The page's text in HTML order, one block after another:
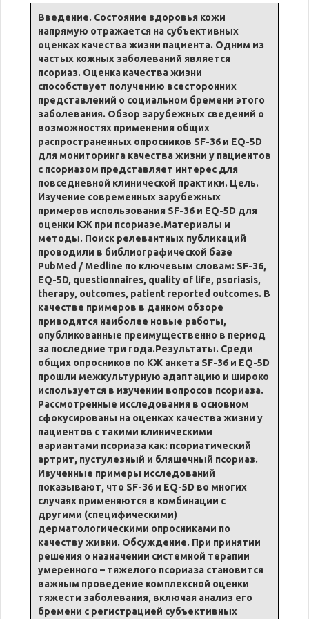
Введение. Состояние здоровья кожи
напрямую отражается на субъективных
оценках качества жизни пациента. Одним из
частых кожных заболеваний является
псориаз. Оценка качества жизни
способствует получению всесторонних
представлений о социальном бремени этого
заболевания. Обзор зарубежных сведений о
возможностях применения общих
распространенных опросников SF-36 и EQ-5D
для мониторинга качества жизни у пациентов
с псориазом представляет интерес для
повседневной клинической практики. Цель.
Изучение современных зарубежных
примеров использования SF-36 и EQ-5D для
оценки КЖ при псориазе.Материалы и
методы. Поиск релевантных публикаций
проводили в библиографической базе
PubMed / Medline по ключевым словам: SF-36,
EQ-5D, questionnaires, quality of life, psoriasis,
therapy, outcomes, patient reported outcomes. В
качестве примеров в данном обзоре
приводятся наиболее новые работы,
опубликованные преимущественно в период
за последние три года.Результаты. Среди
общих опросников по КЖ анкета SF-36 и EQ-5D
прошли межкультурную адаптацию и широко
используется в изучении вопросов псориаза.
Рассмотренные исследования в основном
сфокусированы на оценках качества жизни у
пациентов с такими клиническими
вариантами псориаза как: псориатический
артрит, пустулезный и бляшечный псориаз.
Изученные примеры исследований
показывают, что SF-36 и EQ-5D во многих
случаях применяются в комбинации с
другими (специфическими)
дерматологическими опросниками по
качеству жизни. Обсуждение. При принятии
решения о назначении системной терапии
умеренного – тяжелого псориаза становится
важным проведение комплексной оценки
тяжести заболевания, включая анализ его
бремени с регистрацией субъективных